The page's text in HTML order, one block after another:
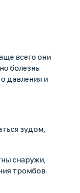
всего они
болезнь
давления и
зудом,
снаружи,
тромбов.